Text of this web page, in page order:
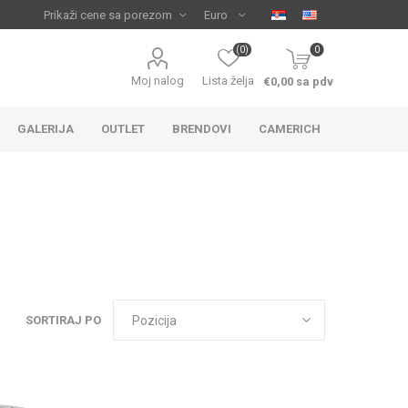
Moj nalog Lista želja
(0) 0
€0,00 sa pdv
TUŠ KADE
GALERIJA OUTLET BRENDOVI CAMERICH
SORTIRAJ PO